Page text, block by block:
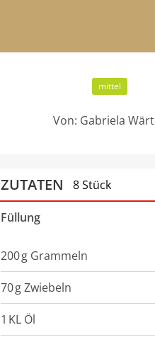
mittel
Von: Gabriela
ZUTATEN 8 Stück
Füllung
200g Grammeln
70gZwiebeln
1 KL Öl